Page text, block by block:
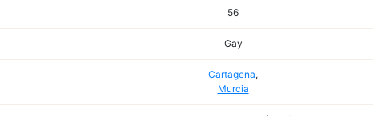
56
Gay
Cartagena,
Murcia